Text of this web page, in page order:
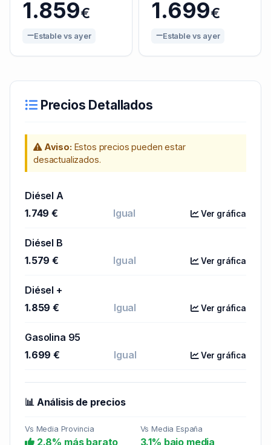
1.859€
Estable vs ayer
1.699€
Estable vs ayer
Precios Detallados
Aviso: Estos precios pueden estar
desactualizados.
Diésel A
1.749 €
Igual Ver gráfica
Diésel B
1.579 €
Igual Ver gráfica
Diésel +
1.859 €
Igual Ver gráfica
Gasolina 95
1.699 €
Igual Ver gráfica
📊 Análisis de precios
Vs Media Provincia
2.8% más barato
Vs Media España
3.1% bajo media